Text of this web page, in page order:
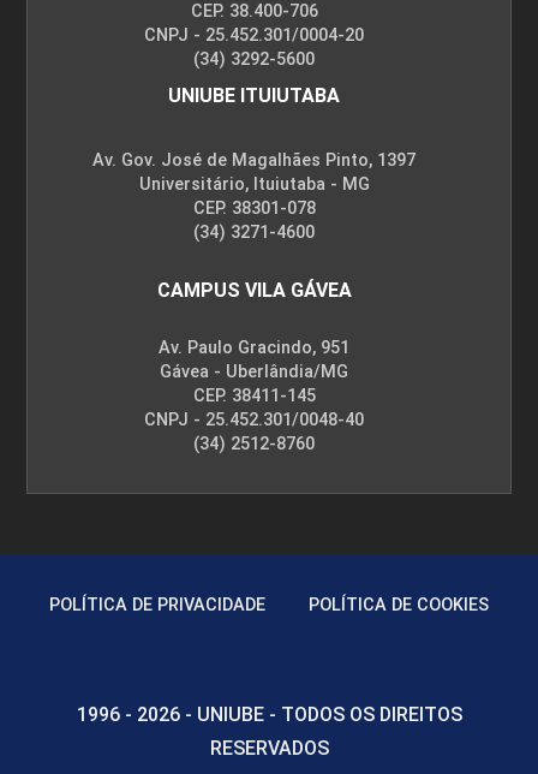
CEP. 38.400-706
CNPJ - 25.452.301/0004-20
(34) 3292-5600
UNIUBE ITUIUTABA
Av. Gov. José de Magalhães Pinto, 1397
Universitário, Ituiutaba - MG
CEP. 38301-078
(34) 3271-4600
CAMPUS VILA GÁVEA
Av. Paulo Gracindo, 951
Gávea - Uberlândia/MG
CEP. 38411-145
CNPJ - 25.452.301/0048-40
(34) 2512-8760
POLÍTICA DE PRIVACIDADE POLÍTICA DE COOKIES
1996 - 2026 - UNIUBE - TODOS OS DIREITOS
RESERVADOS